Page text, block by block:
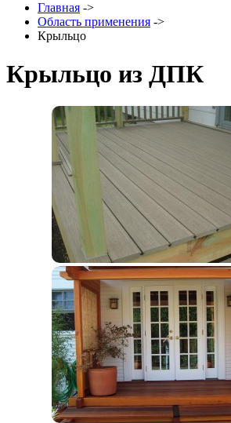
Главная ->
Область применения ->
Крыльцо
Крыльцо из ДПК